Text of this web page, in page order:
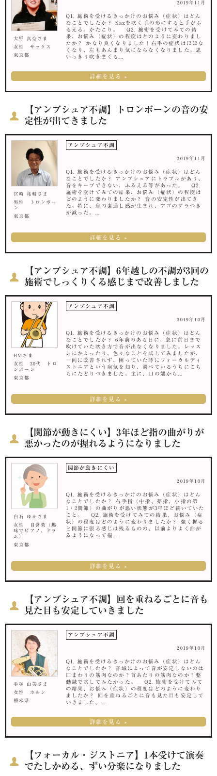
大野 真奈さま
女性 サックス
東京都
2019年11月
Q1. 施術を受けるきっかけのお悩み（症状）はどん
なことでしたか？ Saxを吹く手の形にすると手がふ
るえる。かたこり。 Q2. 施術を受けてみての結
果、お悩み（症状）の程度はどのように変わりまし
たか？ かなり良くなりました！右手の症状はほぼな
くなり、左もあんまり気にならなくなりました。思
いっきり吹きまくる...
詳細を見る »
【アンブシュア不調】トロンボーンの音の安
定性が出てきました
宮崎 祐輔さま
男性 トロンボー
ン
東京都
アンブシュア不調
2019年11月
Q1. 施術を受けるきっかけのお悩み（症状）はどん
なことでしたか？ アンブシュアにトラブルがあり、
音をキープできない、ふるえる等があった。 Q2.
施術を受けてみての結果、お悩み（症状）の程度は
どのように変わりましたか？ 音の安定性が出てき
た。特に、息の素通し感が生まれ、アゴのグラつき
が減った。...
詳細を見る »
【アンブシュア不調】6年越しの不調が3回の
施術でしっくりくる感じまで改善しました
HMさま
女性 30代 トロ
ンボーン
東京都
アンブシュア不調
2019年10月
Q1. 施術を受けるきっかけのお悩み（症状）はどん
なことでしたか？ 6年前のある日に、急に前日まで
吹けていた吹き方で音が出なくなりました。レッス
ンにかよったり、色々なことを試してみましたが、
一向に改善されず、困っていた時にフォーカルディ
ストニアという病気を知り、調べているうちにこち
らにたどりつきました。主に、口の端から...
詳細を見る »
【関節が動きにくい】3年ほど指の曲がりが
悪かったのが握れるようになりました
白石 ゆかさま
女性 自営業（趣
味でピアノ、ドラ
ム）
東京都
関節が動きにくい
2019年10月
Q1. 施術を受けるきっかけのお悩み（症状）はどん
なことでしたか？ 右手指（中指、薬指、小指の第
1・2関節）の曲がりが悪い状態が3年ほど続いていた
こと。 Q2. 施術を受けてみての結果、お悩み（症
状）の程度はどのように変わりましたか？ 強く握る
と関節に張る感じは残るものの、以前よりよく曲が
るようになって握...
詳細を見る »
【アンブシュア不調】回を重ねるごとに音も
見た目も安定していきました
手塚 由美さま
女性 ホルン
栃木県
アンブシュア不調
2019年10月
Q1. 施術を受けるきっかけのお悩み（症状）はどん
なことでしたか？ 音域によって音が安定しないのは
口まわりの筋肉なのか？首あたりの筋肉なのか？整
動鍼で試してみたかった。 Q2. 施術を受けてみて
の結果、お悩み（症状）の程度はどのように変わり
ましたか？ 回を重ねるごとに音も見た目も安定して
いきました。...
詳細を見る »
【フォーカル・ジストニア】1本受けて演奏
でたしかめる、ずい分楽になりました